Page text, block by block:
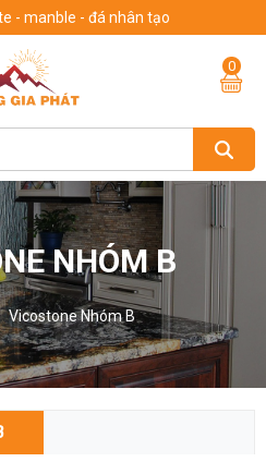
- manble - đá nhân tạo
0
NHÓM B
Vicostone Nhóm B